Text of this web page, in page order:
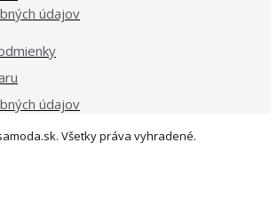
údajov
údajov
Všetky práva vyhradené.